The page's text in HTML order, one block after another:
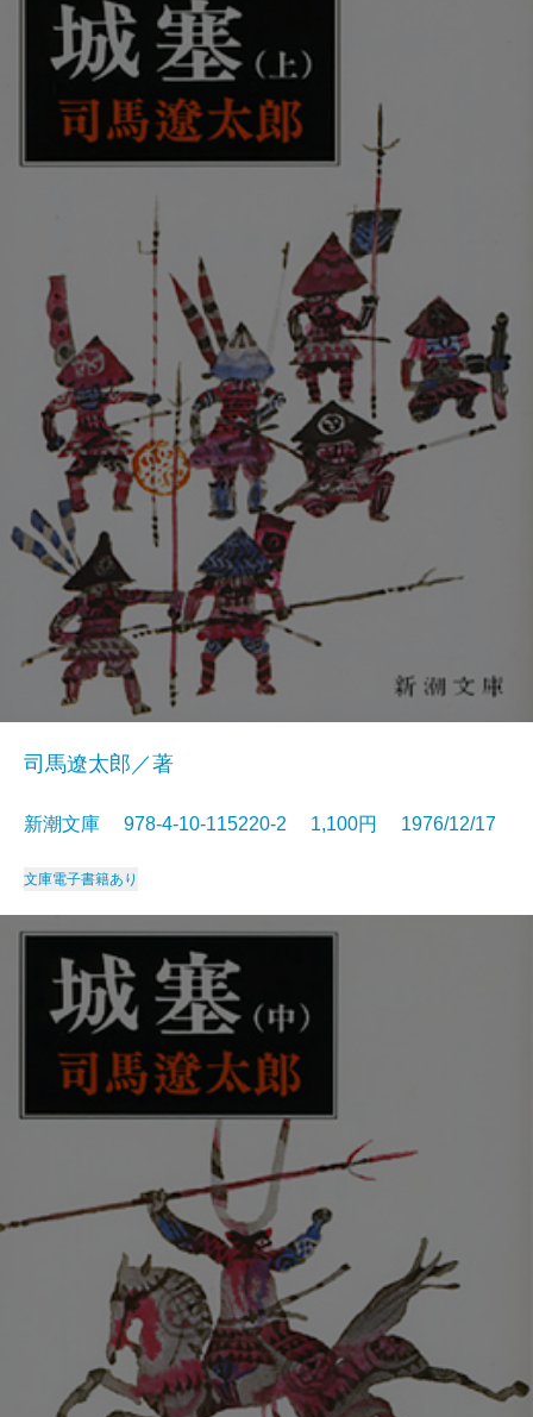
司馬遼太郎／著
新潮文庫 978-4-10-115220-2 1,100円 1976/12/17
文庫電子書籍あり